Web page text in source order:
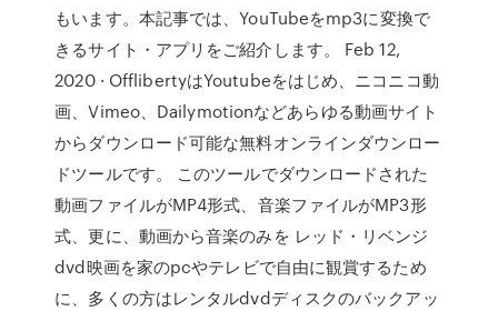
もいます。本記事では、YouTubeをmp3に変換で
きるサイト・アプリをご紹介します。 Feb 12,
2020 · OfflibertyはYoutubeをはじめ、ニコニコ動
画、Vimeo、Dailymotionなどあらゆる動画サイト
からダウンロード可能な無料オンラインダウンロー
ドツールです。 このツールでダウンロードされた
動画ファイルがMP4形式、音楽ファイルがMP3形
式、更に、動画から音楽のみを レッド・リベンジ
dvd映画を家のpcやテレビで自由に観賞するため
に、多くの方はレンタルdvdディスクのバックアッ